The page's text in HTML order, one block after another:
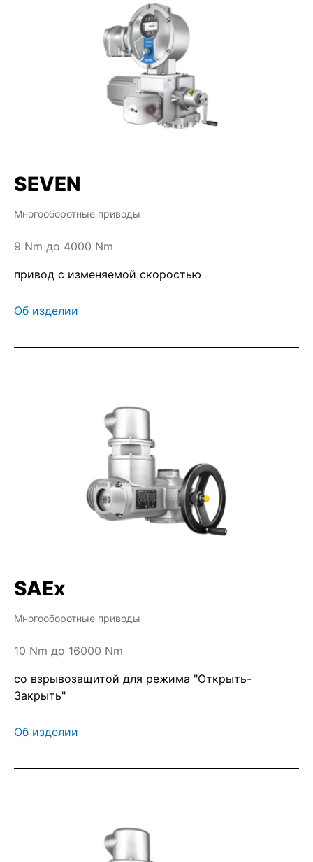
SEVEN
Многооборотные приводы
9 Nm до 4000 Nm
привод с изменяемой скоростью
Об изделии
SAEx
Многооборотные приводы
10 Nm до 16000 Nm
со взрывозащитой для режима "Открыть-
Закрыть"
Об изделии